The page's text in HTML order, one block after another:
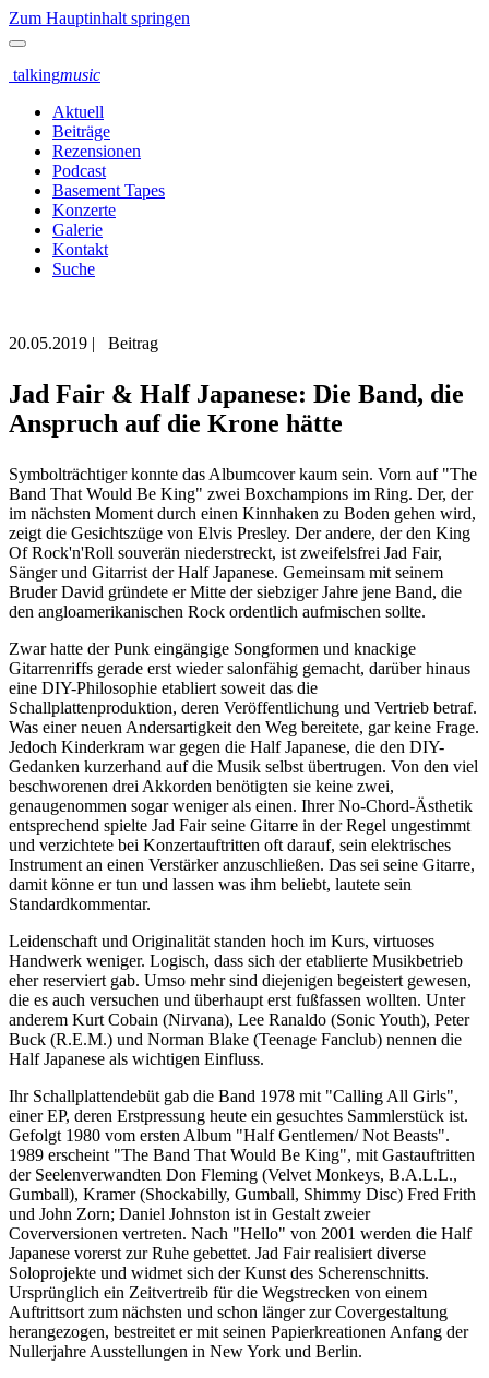
Zum Hauptinhalt springen
talkingmusic
Aktuell
Beiträge
Rezensionen
Podcast
Basement Tapes
Konzerte
Galerie
Kontakt
Suche
20.05.2019 | Beitrag
Jad Fair & Half Japanese: Die Band, die
Anspruch auf die Krone hätte
Symbolträchtiger konnte das Albumcover kaum sein. Vorn auf "The
Band That Would Be King" zwei Boxchampions im Ring. Der, der
im nächsten Moment durch einen Kinnhaken zu Boden gehen wird,
zeigt die Gesichtszüge von Elvis Presley. Der andere, der den King
Of Rock'n'Roll souverän niederstreckt, ist zweifelsfrei Jad Fair,
Sänger und Gitarrist der Half Japanese. Gemeinsam mit seinem
Bruder David gründete er Mitte der siebziger Jahre jene Band, die
den angloamerikanischen Rock ordentlich aufmischen sollte.
Zwar hatte der Punk eingängige Songformen und knackige
Gitarrenriffs gerade erst wieder salonfähig gemacht, darüber hinaus
eine DIY-Philosophie etabliert soweit das die
Schallplattenproduktion, deren Veröffentlichung und Vertrieb betraf.
Was einer neuen Andersartigkeit den Weg bereitete, gar keine Frage.
Jedoch Kinderkram war gegen die Half Japanese, die den DIY-
Gedanken kurzerhand auf die Musik selbst übertrugen. Von den viel
beschworenen drei Akkorden benötigten sie keine zwei,
genaugenommen sogar weniger als einen. Ihrer No-Chord-Ästhetik
entsprechend spielte Jad Fair seine Gitarre in der Regel ungestimmt
und verzichtete bei Konzertauftritten oft darauf, sein elektrisches
Instrument an einen Verstärker anzuschließen. Das sei seine Gitarre,
damit könne er tun und lassen was ihm beliebt, lautete sein
Standardkommentar.
Leidenschaft und Originalität standen hoch im Kurs, virtuoses
Handwerk weniger. Logisch, dass sich der etablierte Musikbetrieb
eher reserviert gab. Umso mehr sind diejenigen begeistert gewesen,
die es auch versuchen und überhaupt erst fußfassen wollten. Unter
anderem Kurt Cobain (Nirvana), Lee Ranaldo (Sonic Youth), Peter
Buck (R.E.M.) und Norman Blake (Teenage Fanclub) nennen die
Half Japanese als wichtigen Einfluss.
Ihr Schallplattendebüt gab die Band 1978 mit "Calling All Girls",
einer EP, deren Erstpressung heute ein gesuchtes Sammlerstück ist.
Gefolgt 1980 vom ersten Album "Half Gentlemen/ Not Beasts".
1989 erscheint "The Band That Would Be King", mit Gastauftritten
der Seelenverwandten Don Fleming (Velvet Monkeys, B.A.L.L.,
Gumball), Kramer (Shockabilly, Gumball, Shimmy Disc) Fred Frith
und John Zorn; Daniel Johnston ist in Gestalt zweier
Coverversionen vertreten. Nach "Hello" von 2001 werden die Half
Japanese vorerst zur Ruhe gebettet. Jad Fair realisiert diverse
Soloprojekte und widmet sich der Kunst des Scherenschnitts.
Ursprünglich ein Zeitvertreib für die Wegstrecken von einem
Auftrittsort zum nächsten und schon länger zur Covergestaltung
herangezogen, bestreitet er mit seinen Papierkreationen Anfang der
Nullerjahre Ausstellungen in New York und Berlin.